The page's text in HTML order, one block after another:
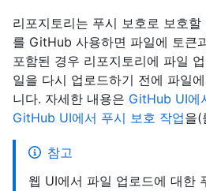
리포지토리는 푸시 보호로 보호
를 GitHub 사용하면 파일에 토큰
포함된 경우 리포지토리에 파일
일을 다시 업로드하기 전에 파일
니다. 자세한 내용은 GitHub UI에
GitHub UI에서 푸시 보호 작업을(
참고
웹 UI에서 파일 업로드에 대한